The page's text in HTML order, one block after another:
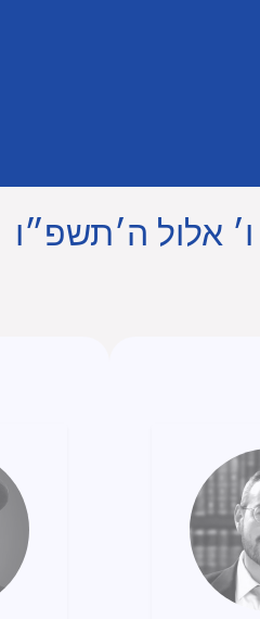
ו׳ אלול ה׳תשפ״ו